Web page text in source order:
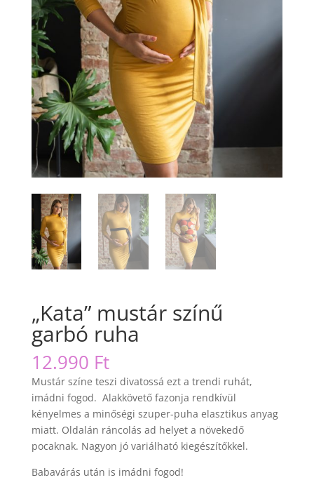
„Kata” mustár színű
garbó ruha
12.990 Ft
Mustár színe teszi divatossá ezt a trendi ruhát,
imádni fogod. Alakkövető fazonja rendkívül
kényelmes a minőségi szuper-puha elasztikus anyag
miatt. Oldalán ráncolás ad helyet a növekedő
pocaknak. Nagyon jó variálható kiegészítőkkel.
Babavárás után is imádni fogod!